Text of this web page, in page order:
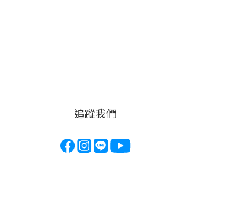
追蹤我們